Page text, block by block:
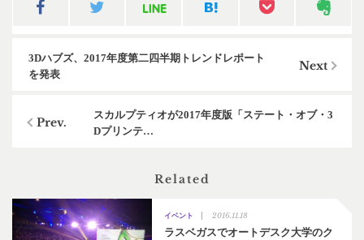
3Dハブズ、2017年度第二四半期トレンドレポート
を発表
スカルプティオが2017年度版「ステート・オブ・3
Dプリンテ…
Related
イベント 2016.11.18
ラスベガスでオートデスク大学のク